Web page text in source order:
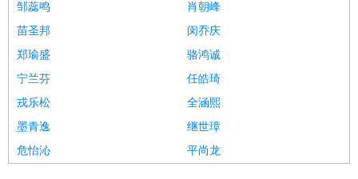
邹蕊鸣
肖朝峰
苗圣邦
闵乔庆
郑瑜盛
骆鸿诚
宁兰芬
任皓琦
戎乐松
全涵熙
墨青逸
继世璋
危怡沁
平尚龙